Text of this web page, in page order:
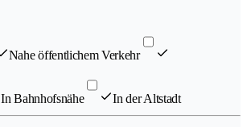
Nahe öffentlichem Verkehr
In Bahnhofsnähe In der Altstadt